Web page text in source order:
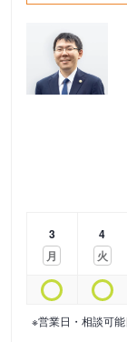
3
月
4
火
※営業日・相談可